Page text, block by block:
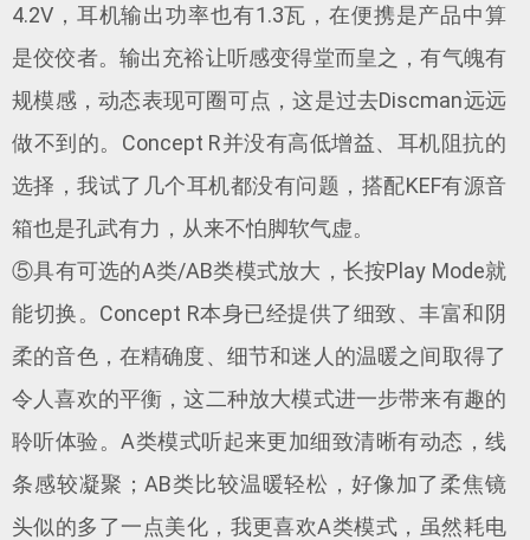
4.2V，耳机输出功率也有1.3瓦，在便携是产品中算
是佼佼者。输出充裕让听感变得堂而皇之，有气魄有
规模感，动态表现可圈可点，这是过去Discman远远
做不到的。Concept R并没有高低增益、耳机阻抗的
选择，我试了几个耳机都没有问题，搭配KEF有源音
箱也是孔武有力，从来不怕脚软气虚。
⑤具有可选的A类/AB类模式放大，长按Play Mode就
能切换。Concept R本身已经提供了细致、丰富和阴
柔的音色，在精确度、细节和迷人的温暖之间取得了
令人喜欢的平衡，这二种放大模式进一步带来有趣的
聆听体验。A类模式听起来更加细致清晰有动态，线
条感较凝聚；AB类比较温暖轻松，好像加了柔焦镜
头似的多了一点美化，我更喜欢A类模式，虽然耗电